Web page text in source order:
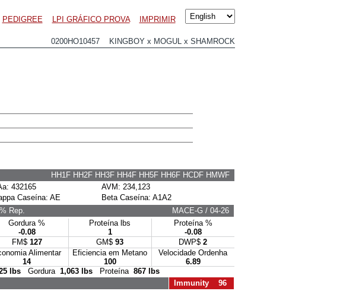
PEDIGREE LPI GRÁFICO PROVA IMPRIMIR
0200HO10457 KINGBOY x MOGUL x SHAMROCK
HH1F HH2F HH3F HH4F HH5F HH6F HCDF HMWF
432165
AVM: 234,123
Caseína: AE
Beta Caseína: A1A2
Rep.
MACE-G / 04-26
Gordura %
-0.08
Proteína lbs
1
Proteína %
-0.08
FM$ 127 GM$ 93 DWP$ 2
Alimentar
14
Eficiencia em Metano
100
Velocidade Ordenha
6.89
lbs Gordura 1,063 lbs Proteína 867 lbs
Immunity 96